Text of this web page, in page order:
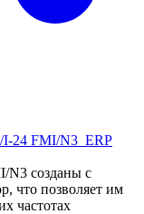
24 FMI/N3_ERP
N3 созданы с
что позволяет им
частотах